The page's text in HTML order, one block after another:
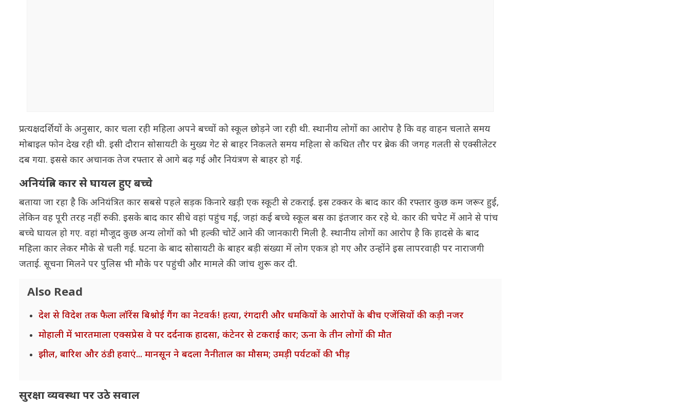
प्रत्यक्षदर्शियों के अनुसार, कार चला रही महिला अपने बच्चों को स्कूल छोड़ने जा रही थी. स्थानीय लोगों का आरोप है कि वह वाहन चलाते समय
मोबाइल फोन देख रही थी. इसी दौरान सोसायटी के मुख्य गेट से बाहर निकलते समय महिला से कथित तौर पर ब्रेक की जगह गलती से एक्सीलेटर
दब गया. इससे कार अचानक तेज रफ्तार से आगे बढ़ गई और नियंत्रण से बाहर हो गई.
अनियंत्रित कार से घायल हुए बच्चे
बताया जा रहा है कि अनियंत्रित कार सबसे पहले सड़क किनारे खड़ी एक स्कूटी से टकराई. इस टक्कर के बाद कार की रफ्तार कुछ कम जरूर हुई,
लेकिन वह पूरी तरह नहीं रुकी. इसके बाद कार सीधे वहां पहुंच गई, जहां कई बच्चे स्कूल बस का इंतजार कर रहे थे. कार की चपेट में आने से पांच
बच्चे घायल हो गए. वहां मौजूद कुछ अन्य लोगों को भी हल्की चोटें आने की जानकारी मिली है. स्थानीय लोगों का आरोप है कि हादसे के बाद
महिला कार लेकर मौके से चली गई. घटना के बाद सोसायटी के बाहर बड़ी संख्या में लोग एकत्र हो गए और उन्होंने इस लापरवाही पर नाराजगी
जताई. सूचना मिलने पर पुलिस भी मौके पर पहुंची और मामले की जांच शुरू कर दी.
Also Read
देश से विदेश तक फैला लॉरेंस बिश्नोई गैंग का नेटवर्क! हत्या, रंगदारी और धमकियों के आरोपों के बीच एजेंसियों की कड़ी नजर
मोहाली में भारतमाला एक्सप्रेस वे पर दर्दनाक हादसा, कंटेनर से टकराई कार; ऊना के तीन लोगों की मौत
झील, बारिश और ठंडी हवाएं... मानसून ने बदला नैनीताल का मौसम; उमड़ी पर्यटकों की भीड़
सुरक्षा व्यवस्था पर उठे सवाल